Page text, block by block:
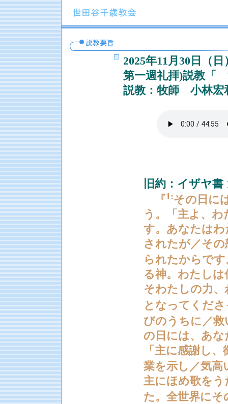
2025年11月30日（
第一週礼拝)説教
説教：牧師 小林宏
旧約：イザヤ書
『1:その日に
う。「主よ、
す。あなたは
されたが／そ
られたからで
る神。わたし
そわたしの力
となってくだ
びのうちに／
の日には、あ
「主に感謝し
業を示し／気
主にほめ歌を
た。全世界に